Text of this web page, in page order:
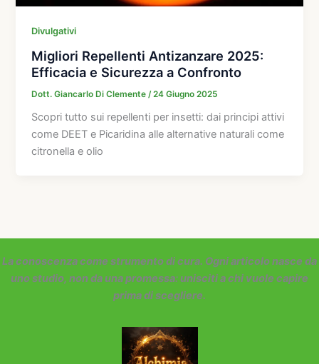
Divulgativi
Migliori Repellenti Antizanzare 2025:
Efficacia e Sicurezza a Confronto
Dott. Giancarlo Di Clemente /24 Giugno 2025
Scopri tutto sui repellenti per insetti: dai principi attivi
come DEET e Picaridina alle alternative naturali come
citronella e olio
La conoscenza come strumento di cura. Ogni articolo nasce da
uno studio, non da una promessa: unisciti a chi vuole capire
prima di scegliere.